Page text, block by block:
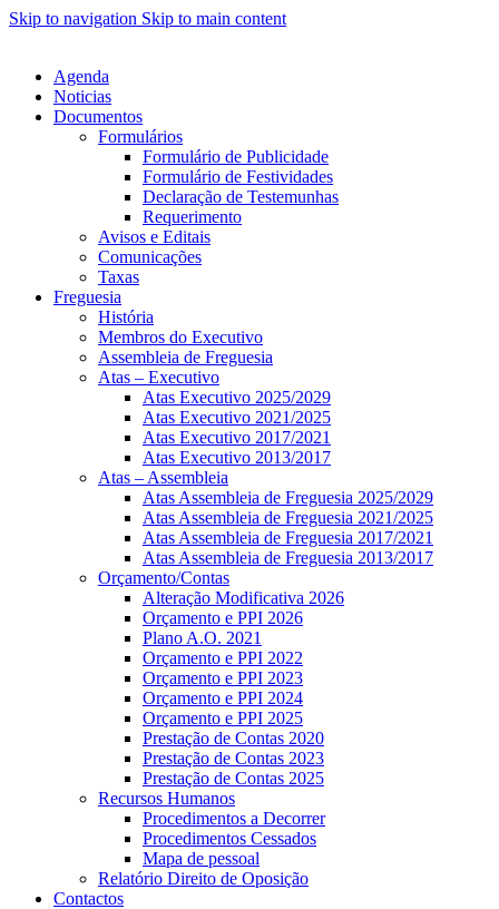
Skip to navigation Skip to main content
Agenda
Noticias
Documentos
Formulários
Formulário de Publicidade
Formulário de Festividades
Declaração de Testemunhas
Requerimento
Avisos e Editais
Comunicações
Taxas
Freguesia
História
Membros do Executivo
Assembleia de Freguesia
Atas – Executivo
Atas Executivo 2025/2029
Atas Executivo 2021/2025
Atas Executivo 2017/2021
Atas Executivo 2013/2017
Atas – Assembleia
Atas Assembleia de Freguesia 2025/2029
Atas Assembleia de Freguesia 2021/2025
Atas Assembleia de Freguesia 2017/2021
Atas Assembleia de Freguesia 2013/2017
Orçamento/Contas
Alteração Modificativa 2026
Orçamento e PPI 2026
Plano A.O. 2021
Orçamento e PPI 2022
Orçamento e PPI 2023
Orçamento e PPI 2024
Orçamento e PPI 2025
Prestação de Contas 2020
Prestação de Contas 2023
Prestação de Contas 2025
Recursos Humanos
Procedimentos a Decorrer
Procedimentos Cessados
Mapa de pessoal
Relatório Direito de Oposição
Contactos